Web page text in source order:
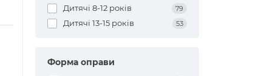
Дитячі 8-12 років 79
Дитячі 13-15 років 53
Форма оправи